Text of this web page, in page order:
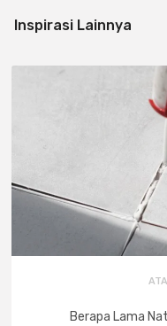
Inspirasi Lainnya
Berapa Lama